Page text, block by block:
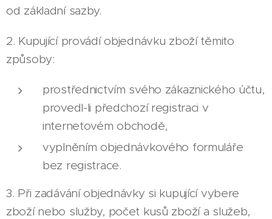
od základní sazby.
2. Kupující provádí objednávku zboží těmito
způsoby:
prostřednictvím svého zákaznického účtu,
provedl-li předchozí registraci v
internetovém obchodě,
vyplněním objednávkového formuláře
bez registrace.
3. Při zadávání objednávky si kupující vybere
zboží nebo služby, počet kusů zboží a služeb,